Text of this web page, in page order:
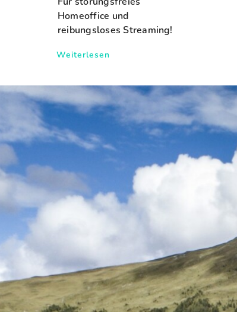
Homeoffice und
reibungsloses Streaming!
Weiterlesen